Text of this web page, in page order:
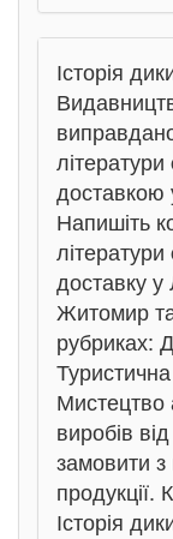
Історія
доставкою
Напишіть
доставку у
Житомир та
рубриках:
Мистецтво
виробів
замовити
продукції.
Історія